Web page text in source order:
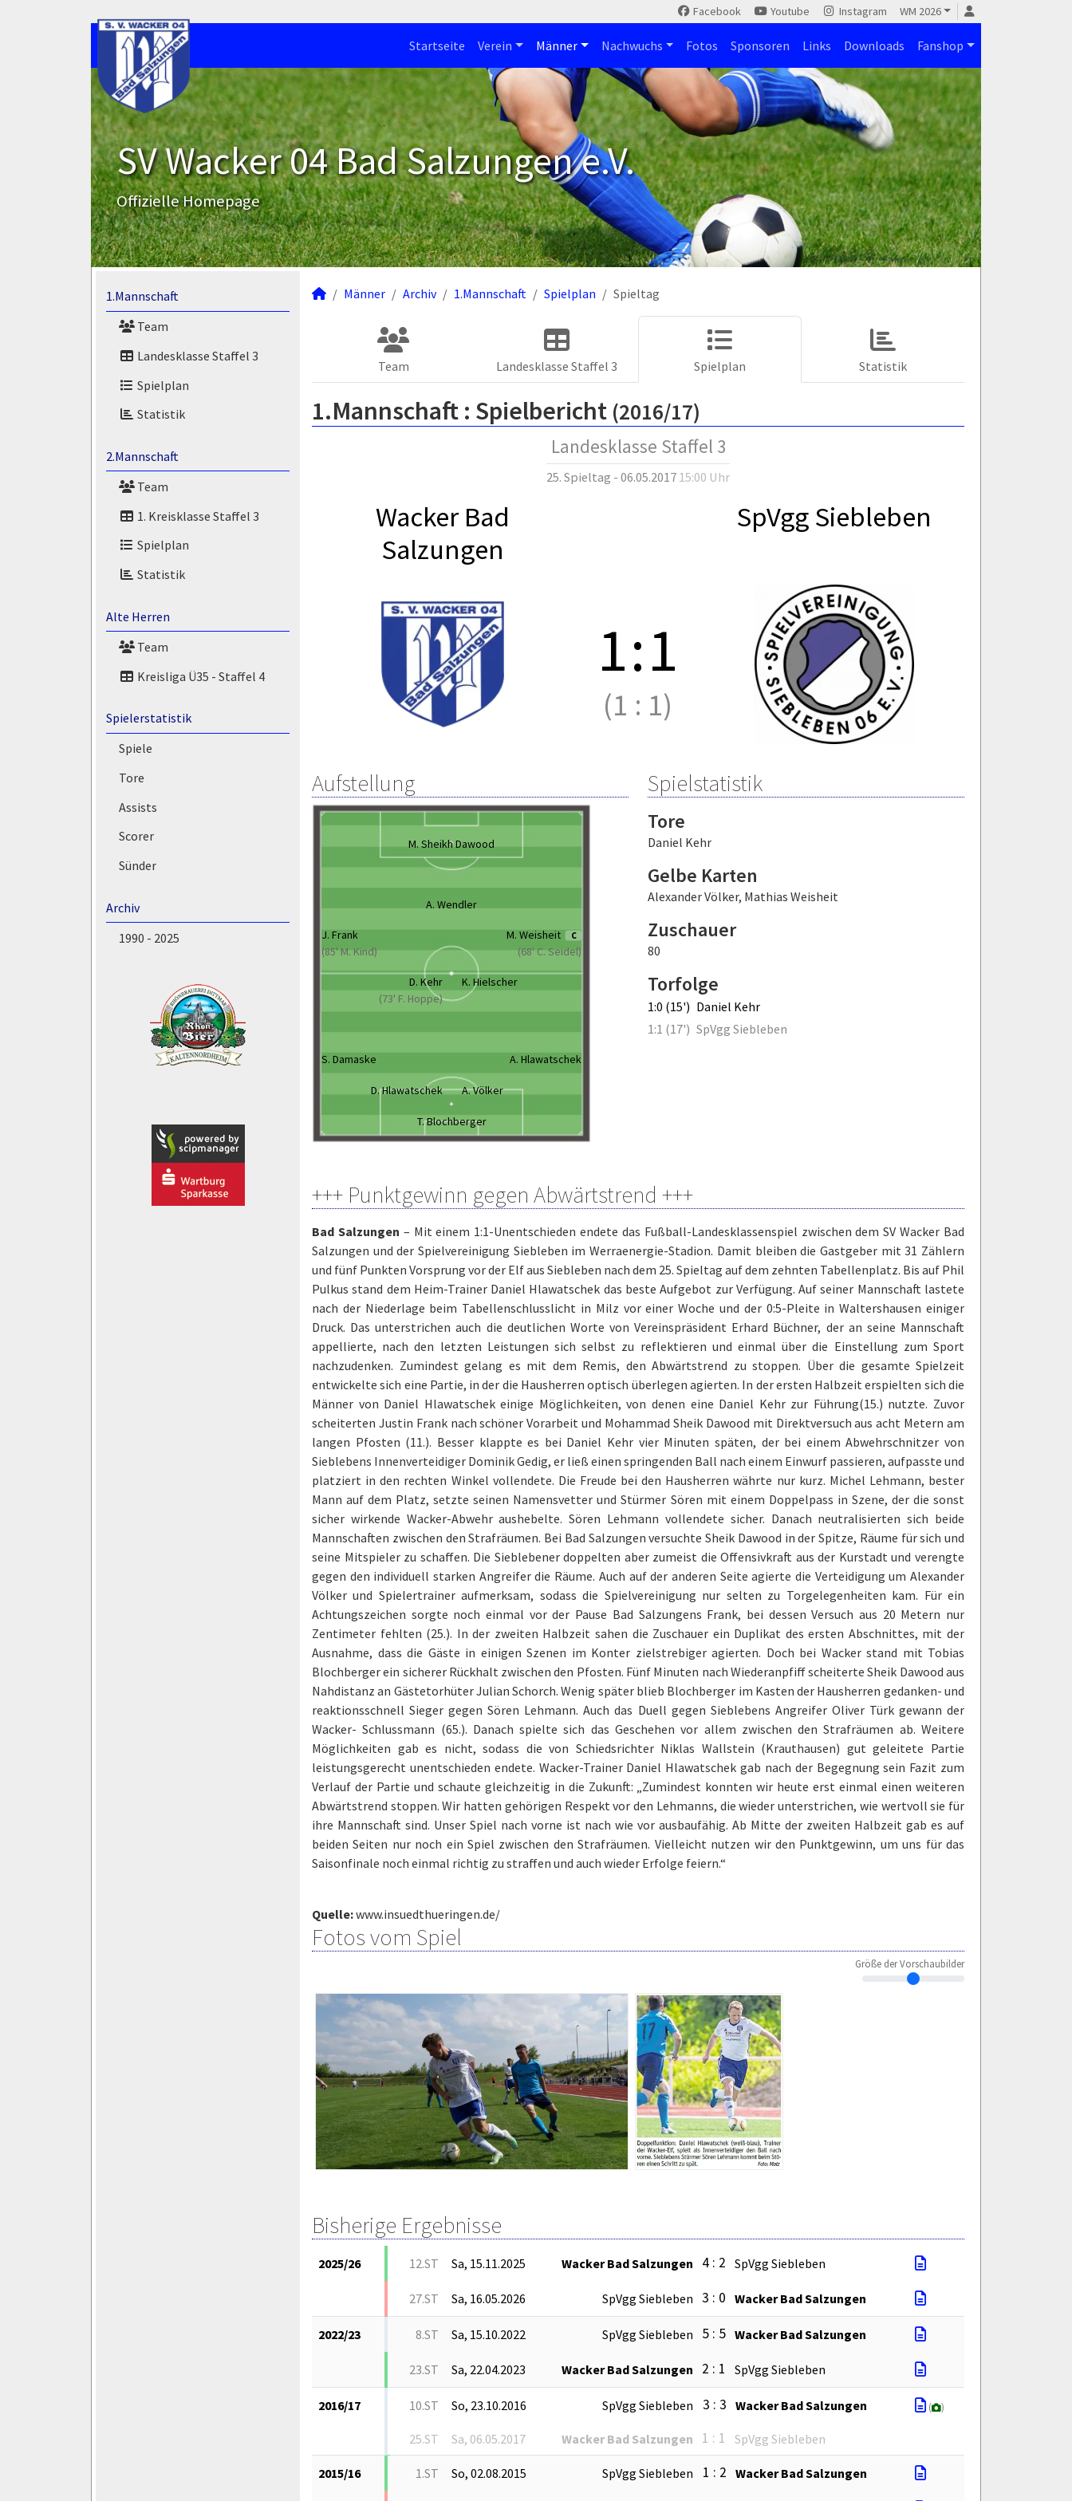
Facebook Youtube Instagram WM 2026
Startseite Verein Männer Nachwuchs Fotos Sponsoren Links Downloads Fanshop
SV Wacker 04 Bad Salzungen e.V.
Offizielle Homepage
1.Mannschaft
Team
Landesklasse Staffel 3
Spielplan
Statistik
2.Mannschaft
Team
1. Kreisklasse Staffel 3
Spielplan
Statistik
Alte Herren
Team
Kreisliga Ü35 - Staffel 4
Spielerstatistik
Spiele
Tore
Assists
Scorer
Sünder
Archiv
1990 - 2025
Männer Archiv 1.Mannschaft Spielplan Spieltag
Team Landesklasse Staffel 3 Spielplan Statistik
1.Mannschaft : Spielbericht (2016/17)
Landesklasse Staffel 3
25. Spieltag - 06.05.2017 15:00 Uhr
Wacker Bad
Salzungen
SpVgg Siebleben
1:1
(1 : 1)
Aufstellung
M. Sheikh Dawood
A. Wendler
J. Frank
(85' M. Kind)
M. Weisheit C
(68' C. Seidel)
D. Kehr
(73' F. Hoppe)
K. Hielscher
S. Damaske A. Hlawatschek
D. Hlawatschek A. Völker
T. Blochberger
Spielstatistik
Tore
Daniel Kehr
Gelbe Karten
Alexander Völker, Mathias Weisheit
Zuschauer
80
Torfolge
1:0 (15') Daniel Kehr
1:1 (17') SpVgg Siebleben
+++ Punktgewinn gegen Abwärtstrend +++
Bad Salzungen – Mit einem 1:1-Unentschieden endete das Fußball-Landesklassenspiel zwischen dem SV Wacker Bad
Salzungen und der Spielvereinigung Siebleben im Werraenergie-Stadion. Damit bleiben die Gastgeber mit 31 Zählern
und fünf Punkten Vorsprung vor der Elf aus Siebleben nach dem 25. Spieltag auf dem zehnten Tabellenplatz. Bis auf Phil
Pulkus stand dem Heim-Trainer Daniel Hlawatschek das beste Aufgebot zur Verfügung. Auf seiner Mannschaft lastete
nach der Niederlage beim Tabellenschlusslicht in Milz vor einer Woche und der 0:5-Pleite in Waltershausen einiger
Druck. Das unterstrichen auch die deutlichen Worte von Vereinspräsident Erhard Büchner, der an seine Mannschaft
appellierte, nach den letzten Leistungen sich selbst zu reflektieren und einmal über die Einstellung zum Sport
nachzudenken. Zumindest gelang es mit dem Remis, den Abwärtstrend zu stoppen. Über die gesamte Spielzeit
entwickelte sich eine Partie, in der die Hausherren optisch überlegen agierten. In der ersten Halbzeit erspielten sich die
Männer von Daniel Hlawatschek einige Möglichkeiten, von denen eine Daniel Kehr zur Führung(15.) nutzte. Zuvor
scheiterten Justin Frank nach schöner Vorarbeit und Mohammad Sheik Dawood mit Direktversuch aus acht Metern am
langen Pfosten (11.). Besser klappte es bei Daniel Kehr vier Minuten späten, der bei einem Abwehrschnitzer von
Sieblebens Innenverteidiger Dominik Gedig, er ließ einen springenden Ball nach einem Einwurf passieren, aufpasste und
platziert in den rechten Winkel vollendete. Die Freude bei den Hausherren währte nur kurz. Michel Lehmann, bester
Mann auf dem Platz, setzte seinen Namensvetter und Stürmer Sören mit einem Doppelpass in Szene, der die sonst
sicher wirkende Wacker-Abwehr aushebelte. Sören Lehmann vollendete sicher. Danach neutralisierten sich beide
Mannschaften zwischen den Strafräumen. Bei Bad Salzungen versuchte Sheik Dawood in der Spitze, Räume für sich und
seine Mitspieler zu schaffen. Die Sieblebener doppelten aber zumeist die Offensivkraft aus der Kurstadt und verengte
gegen den individuell starken Angreifer die Räume. Auch auf der anderen Seite agierte die Verteidigung um Alexander
Völker und Spielertrainer aufmerksam, sodass die Spielvereinigung nur selten zu Torgelegenheiten kam. Für ein
Achtungszeichen sorgte noch einmal vor der Pause Bad Salzungens Frank, bei dessen Versuch aus 20 Metern nur
Zentimeter fehlten (25.). In der zweiten Halbzeit sahen die Zuschauer ein Duplikat des ersten Abschnittes, mit der
Ausnahme, dass die Gäste in einigen Szenen im Konter zielstrebiger agierten. Doch bei Wacker stand mit Tobias
Blochberger ein sicherer Rückhalt zwischen den Pfosten. Fünf Minuten nach Wiederanpfiff scheiterte Sheik Dawood aus
Nahdistanz an Gästetorhüter Julian Schorch. Wenig später blieb Blochberger im Kasten der Hausherren gedanken- und
reaktionsschnell Sieger gegen Sören Lehmann. Auch das Duell gegen Sieblebens Angreifer Oliver Türk gewann der
Wacker- Schlussmann (65.). Danach spielte sich das Geschehen vor allem zwischen den Strafräumen ab. Weitere
Möglichkeiten gab es nicht, sodass die von Schiedsrichter Niklas Wallstein (Krauthausen) gut geleitete Partie
leistungsgerecht unentschieden endete. Wacker-Trainer Daniel Hlawatschek gab nach der Begegnung sein Fazit zum
Verlauf der Partie und schaute gleichzeitig in die Zukunft: „Zumindest konnten wir heute erst einmal einen weiteren
Abwärtstrend stoppen. Wir hatten gehörigen Respekt vor den Lehmanns, die wieder unterstrichen, wie wertvoll sie für
ihre Mannschaft sind. Unser Spiel nach vorne ist nach wie vor ausbaufähig. Ab Mitte der zweiten Halbzeit gab es auf
beiden Seiten nur noch ein Spiel zwischen den Strafräumen. Vielleicht nutzen wir den Punktgewinn, um uns für das
Saisonfinale noch einmal richtig zu straffen und auch wieder Erfolge feiern.“
Quelle:www.insuedthueringen.de/
Fotos vom Spiel
Größe der Vorschaubilder
Bisherige Ergebnisse
2025/26 12.ST Sa, 15.11.2025 Wacker Bad Salzungen 4 : 2 SpVgg Siebleben
27.ST Sa, 16.05.2026 SpVgg Siebleben 3 : 0 Wacker Bad Salzungen
2022/23 8.ST Sa, 15.10.2022 SpVgg Siebleben 5 : 5 Wacker Bad Salzungen
23.ST Sa, 22.04.2023 Wacker Bad Salzungen 2 : 1 SpVgg Siebleben
2016/17 10.ST So, 23.10.2016 SpVgg Siebleben 3 : 3 Wacker Bad Salzungen ( )
25.ST Sa, 06.05.2017 Wacker Bad Salzungen 1 : 1 SpVgg Siebleben
2015/16 1.ST So, 02.08.2015 SpVgg Siebleben 1 : 2 Wacker Bad Salzungen